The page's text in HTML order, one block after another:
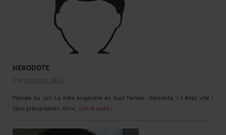
HERODOTE
Par Amadou TALL
Pensée du soir La hâte engendre en tout l'erreur. Hérodote, (...) Allez vite !
Sans précipitation, donc. Lire la suite >